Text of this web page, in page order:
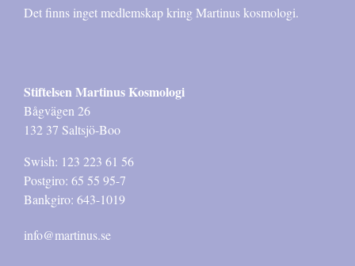
Det finns inget medlemskap kring Martinus kosmologi.
Stiftelsen Martinus Kosmologi
Bågvägen 26
132 37 Saltsjö-Boo
Swish: 123 223 61 56
Postgiro: 65 55 95-7
Bankgiro: 643-1019
info@martinus.se